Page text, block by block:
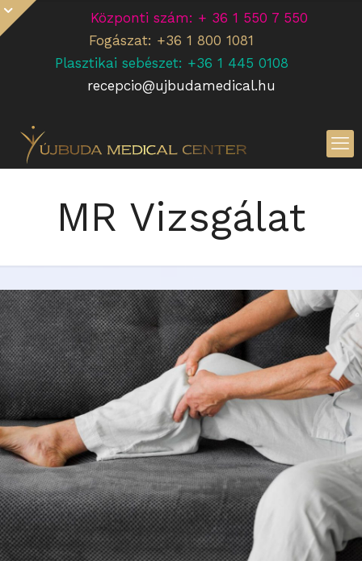
Központi szám: + 36 1 550 7 550
Fogászat: +36 1 800 1081
Plasztikai sebészet: +36 1 445 0108
recepcio@ujbudamedical.hu
MR Vizsgálat